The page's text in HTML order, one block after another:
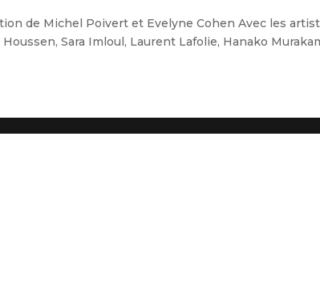
de Michel Poivert et Evelyne Cohen Avec les
Sara Imloul, Laurent Lafolie, Hanako